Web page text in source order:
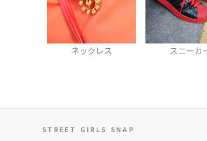
スニーカー エプロン
STREET GIRLS SNAP